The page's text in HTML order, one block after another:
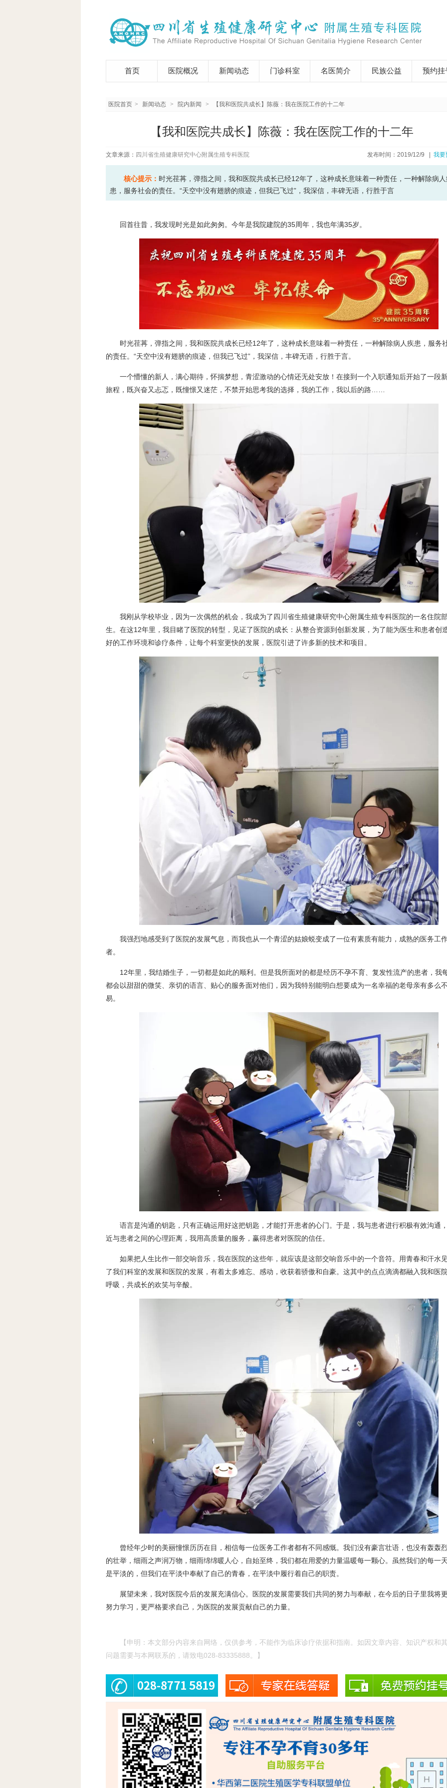
首页 医院概况 新闻动态 门诊科室 名医简介 民族公益 预约挂
医院首页 > 新闻动态 > 院内新闻 > 【我和医院共成长】陈薇：我在医院工作的十二年
【我和医院共成长】陈薇：我在医院工作的十二年
文章来源： 四川省生殖健康研究中心附属生殖专科医院 发布时间：2019/12/9 | 我要
核心提示： 时光荏苒，弹指之间，我和医院共成长已经12年了，这种成长意味着一种责任，一种解除病
患，服务社会的责任。“天空中没有翅膀的痕迹，但我已飞过”，我深信，丰碑无语，行胜于言
回首往昔，我发现时光是如此匆匆。今年是我院建院的35周年，我也年满35岁。
时光荏苒，弹指之间，我和医院共成长已经12年了，这种成长意味着一种责任，一种解除病人疾患，服务
的责任。“天空中没有翅膀的痕迹，但我已飞过”，我深信，丰碑无语，行胜于言。
一个懵懂的新人，满心期待，怀揣梦想，青涩激动的心情还无处安放！在接到一个入职通知后开始了一段
旅程，既兴奋又忐忑，既憧憬又迷茫，不禁开始思考我的选择，我的工作，我以后的路……
我刚从学校毕业，因为一次偶然的机会，我成为了四川省生殖健康研究中心附属生殖专科医院的一名住院
生。在这12年里，我目睹了医院的转型，见证了医院的成长：从整合资源到创新发展，为了能为医生和患者创
好的工作环境和诊疗条件，让每个科室更快的发展，医院引进了许多新的技术和项目。
我强烈地感受到了医院的发展气息，而我也从一个青涩的姑娘蜕变成了一位有素质有能力，成熟的医务工
者。
12年里，我结婚生子，一切都是如此的顺利。但是我所面对的都是经历不孕不育、复发性流产的患者，我
都会以甜甜的微笑、亲切的语言、贴心的服务面对他们，因为我特别能明白想要成为一名幸福的老母亲有多么
易。
语言是沟通的钥匙，只有正确运用好这把钥匙，才能打开患者的心门。于是，我与患者进行积极有效沟通
近与患者之间的心理距离，我用高质量的服务，赢得患者对医院的信任。
如果把人生比作一部交响音乐，我在医院的这些年，就应该是这部交响音乐中的一个音符。用青春和汗水
了我们科室的发展和医院的发展，有着太多难忘、感动，收获着骄傲和自豪。这其中的点点滴滴都融入我和医
呼吸，共成长的欢笑与辛酸。
曾经年少时的美丽憧憬历历在目，相信每一位医务工作者都有不同感慨。我们没有豪言壮语，也没有轰轰
的壮举，细雨之声润万物，细雨绵绵暖人心，自始至终，我们都在用爱的力量温暖每一颗心。虽然我们的每一
是平淡的，但我们在平淡中奉献了自己的青春，在平淡中履行着自己的职责。
展望未来，我对医院今后的发展充满信心。医院的发展需要我们共同的努力与奉献，在今后的日子里我将
努力学习，更严格要求自己，为医院的发展贡献自己的力量。
【申明：本文部分内容来自网络，仅供参考，不能作为临床诊疗依据和指南。如因文章内容、知识产权和
问题需要与本网联系的，请致电028-83335888。】